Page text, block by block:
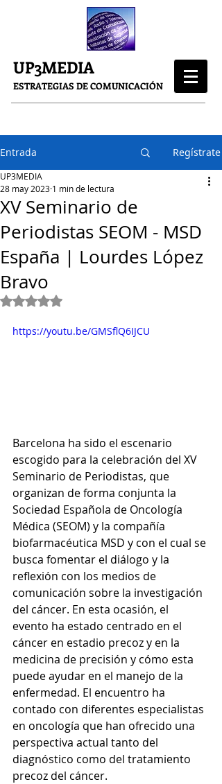
UP3MEDIA
ESTRATEGIAS DE COMUNICACIÓN
Entrada Regístrate
XV Seminario de
Periodistas SEOM - MSD
España | Lourdes López
Bravo
UP3MEDIA
28 may 2023 1 min de lectura
Obtuvo NaN de 5 estrellas.
https://youtu.be/GMSflQ6IJCU
Barcelona ha sido el escenario
escogido para la celebración del XV
Seminario de Periodistas, que
organizan de forma conjunta la
Sociedad Española de Oncología
Médica (SEOM) y la compañía
biofarmacéutica MSD y con el cual se
busca fomentar el diálogo y la
reflexión con los medios de
comunicación sobre la investigación
del cáncer. En esta ocasión, el
evento ha estado centrado en el
cáncer en estadio precoz y en la
medicina de precisión y cómo esta
puede ayudar en el manejo de la
enfermedad. El encuentro ha
contado con diferentes especialistas
en oncología que han ofrecido una
perspectiva actual tanto del
diagnóstico como del tratamiento
precoz del cáncer.